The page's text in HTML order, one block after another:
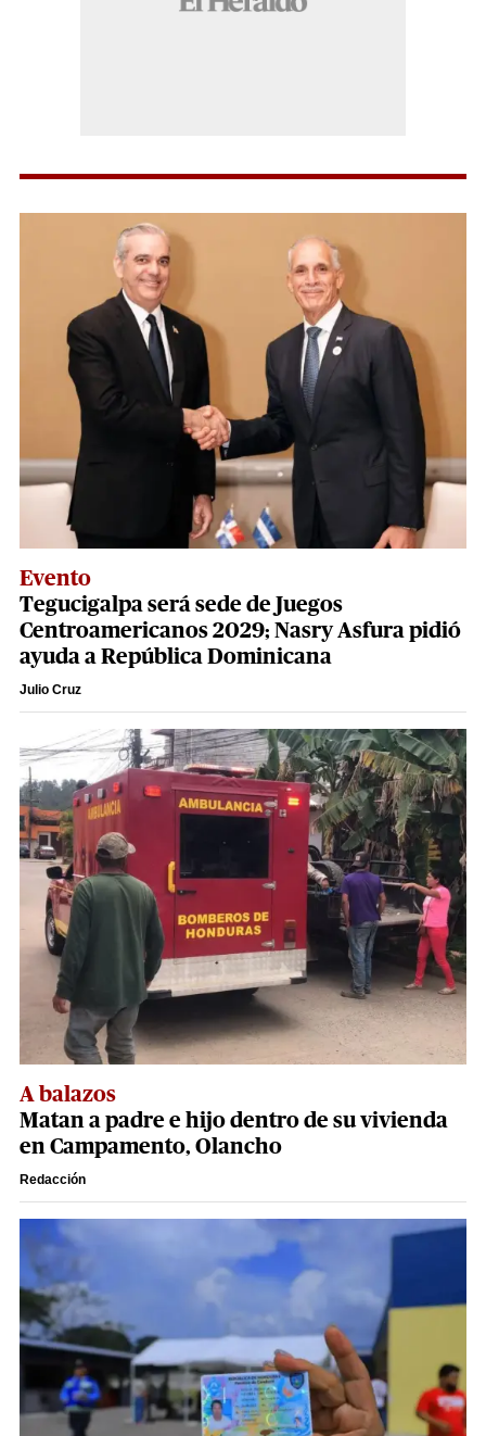
Evento
Tegucigalpa será sede de Juegos
Centroamericanos 2029; Nasry Asfura pidió
ayuda a República Dominicana
Julio Cruz
A balazos
Matan a padre e hijo dentro de su vivienda
en Campamento, Olancho
Redacción